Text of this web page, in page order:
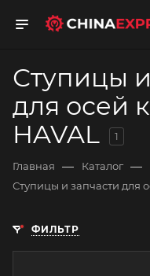
Ступицы
для осей
HAVAL
1
Главная — Каталог —
Ступицы и запчасти для
ФИЛЬТР